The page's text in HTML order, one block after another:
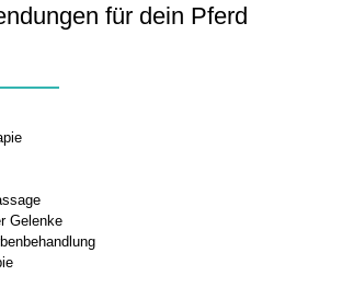
für dein Pferd
Gelenke